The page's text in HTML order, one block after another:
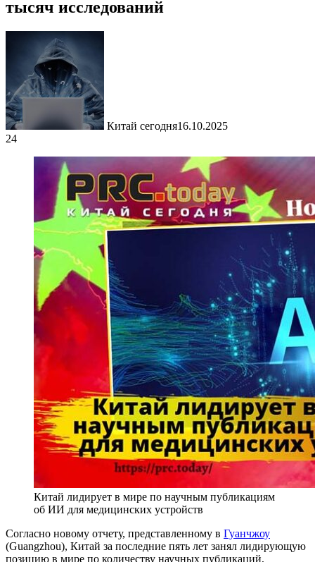
тысяч исследований
Китай сегодня16.10.2025
24
Китай лидирует в мире по научным публикациям
об ИИ для медицинских устройств
Согласно новому отчету, представленному в Гуанчжоу
(Guangzhou), Китай за последние пять лет занял лидирующую
позицию в мире по количеству научных публикаций,